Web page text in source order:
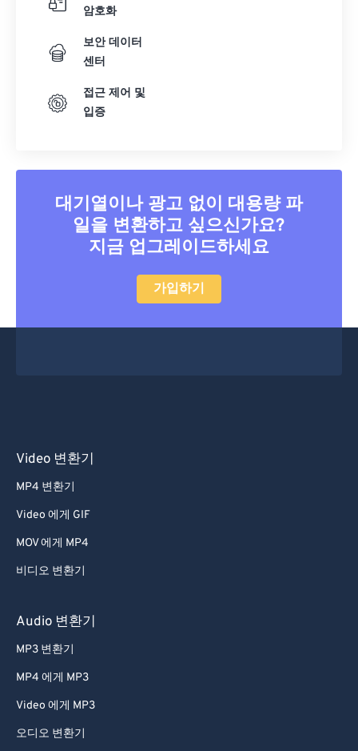
암호화
보안 데이터
센터
접근 제어 및
입증
대기열이나 광고 없이 대용량 파
일을 변환하고 싶으신가요?
지금 업그레이드하세요
가입하기
Video 변환기
MP4 변환기
Video 에게 GIF
MOV 에게 MP4
비디오 변환기
Audio 변환기
MP3 변환기
MP4 에게 MP3
Video 에게 MP3
오디오 변환기